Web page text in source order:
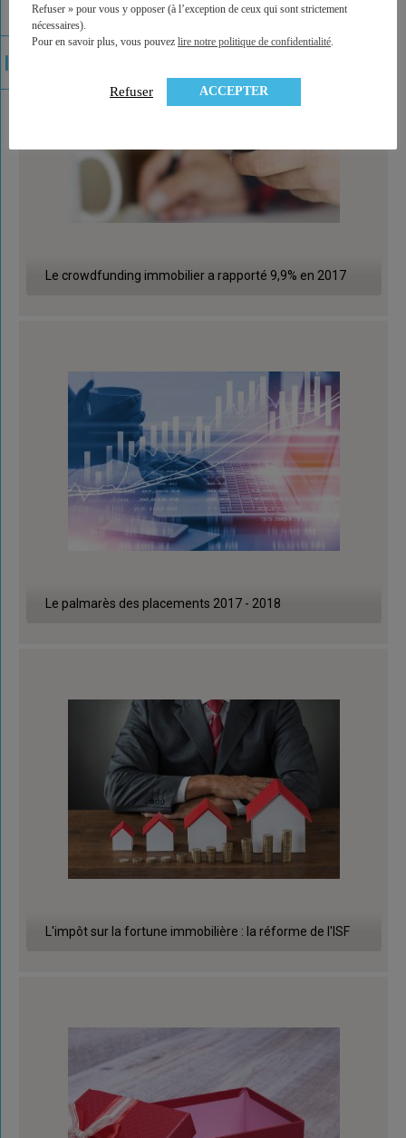
Le crowdfunding immobilier a rapporté 9,9% en 2017
Le palmarès des placements 2017 - 2018
L'impôt sur la fortune immobilière : la réforme de l'ISF
Refuser » pour vous y opposer (à l’exception de ceux qui sont strictement
nécessaires).
Pour en savoir plus, vous pouvez lire notre politique de confidentialité
Refuser ACCEPTER